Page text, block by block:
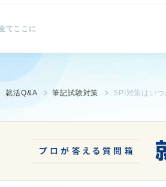
てここに
就活Q&A 筆記試験対策 SPI対策はい